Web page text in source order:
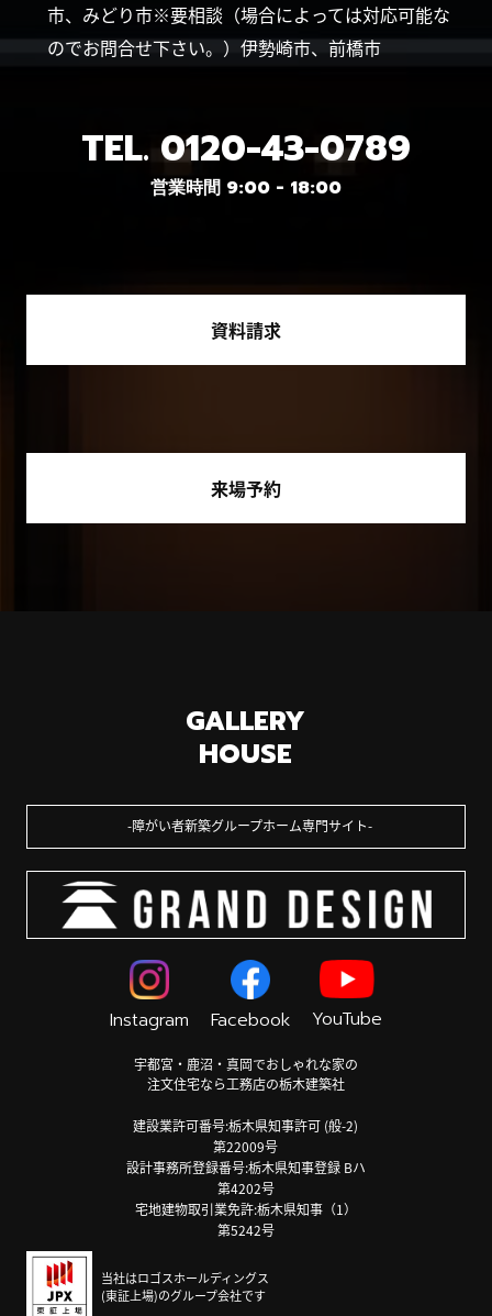
市、みどり市※要相談（場合によっては対応可能な
のでお問合せ下さい。）伊勢崎市、前橋市
TEL. 0120-43-0789
営業時間 9:00 - 18:00
資料請求
来場予約
GALLERY
HOUSE
障がい者新築グループホーム専門サイト
Instagram Facebook YouTube
宇都宮・鹿沼・真岡でおしゃれな家の
注文住宅なら工務店の栃木建築社
建設業許可番号:栃木県知事許可 (般-2)
第22009号
設計事務所登録番号:栃木県知事登録 Bハ
第4202号
宅地建物取引業免許:栃木県知事（1）
第5242号
当社はロゴスホールディングス
(東証上場)のグループ会社です